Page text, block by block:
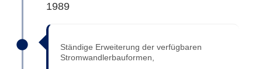
1989
Ständige Erweiterung der verfügbaren
Stromwandlerbauformen,